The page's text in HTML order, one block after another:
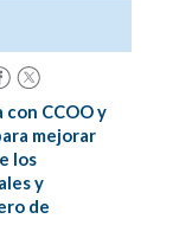
CCOO y
mejorar
los
y
de